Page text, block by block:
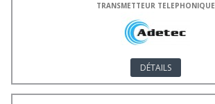
TRANSMETTEUR TELEPHONIQUE
DÉTAILS